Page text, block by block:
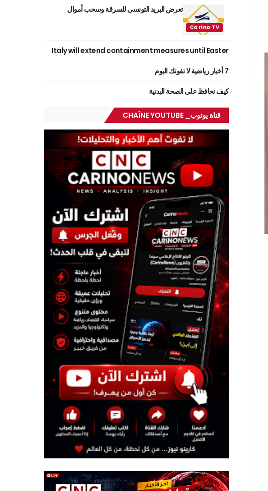
تعرض البريد التونسي للسرقة وسحب أموال
Italy will extend containment measures until Easter
7 أخبار رياضية لا تفوتك اليوم
كيف نحافظ على الصحة البدنية
قناة يوتوب_ CHAÎNE YOUTUBE